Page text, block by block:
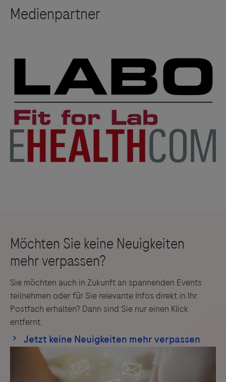
Sie möchten auch in Zukunft an spannenden Events
teilnehmen oder für Sie relevante Infos direkt in Ihr
Postfach erhalten? Dann sind Sie nur einen Klick
entfernt.